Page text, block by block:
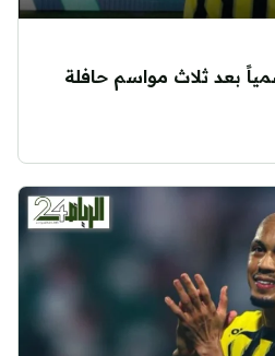
بعد ثلاث مواسم حافلة